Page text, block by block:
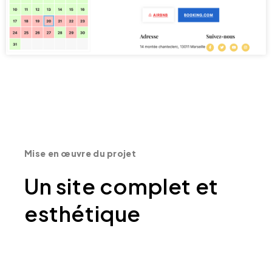
Mise en œuvre du projet
Un site complet et
esthétique